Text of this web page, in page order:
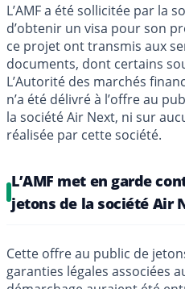
L’AMF a été sollicitée par la
d’obtenir un visa pour son
ce projet ont transmis aux
documents, dont certains
L’Autorité des marchés
n’a été délivré à l’offre au
la société Air Next, ni sur
réalisée par cette société.
L’AMF met en garde
jetons de la société Air
Cette offre au public de
garanties légales associées